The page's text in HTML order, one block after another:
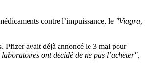
contre l’impuissance, le "Viagra,
Pfizer avait déjà annoncé le 3 mai pour
laboratoires ont décidé de ne pas l’acheter",